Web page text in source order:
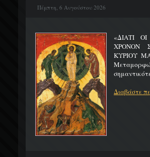
Πέμπτη, 6 Αυγούστου 2026
«ΔΙΑΤΙ
ΧΡΟΝΟΝ
ΚΥΡΙΟΥ
Διαβάστε